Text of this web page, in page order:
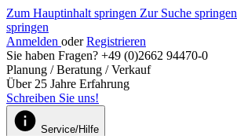
Zum Hauptinhalt springen Zur Suche springen
springen
Anmelden oder Registrieren
Sie haben Fragen? +49 (0)2662 94470-0
Planung / Beratung / Verkauf
Über 25 Jahre Erfahrung
Schreiben Sie uns!
Service/Hilfe